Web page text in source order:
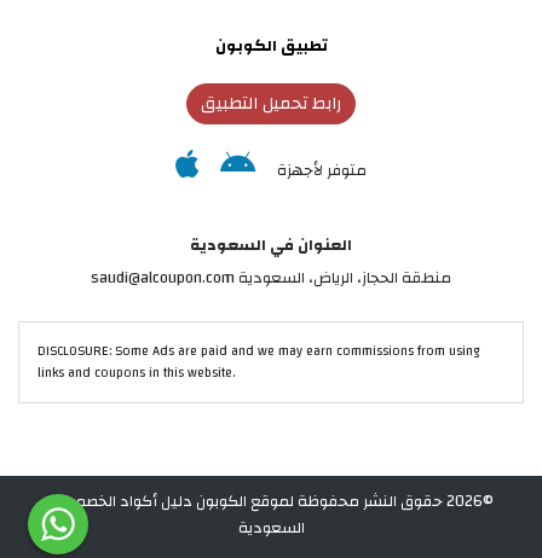
تطبيق الكوبون
رابط تحميل التطبيق
متوفر لأجهزة
العنوان في السعودية
منطقة الحجاز، الرياض، السعودية saudi@alcoupon.com
DISCLOSURE: Some Ads are paid and we may earn commissions from using
links and coupons in this website.
©2026 حقوق النشر محفوظة لموقع الكوبون دليل أكواد الخصم في
السعودية